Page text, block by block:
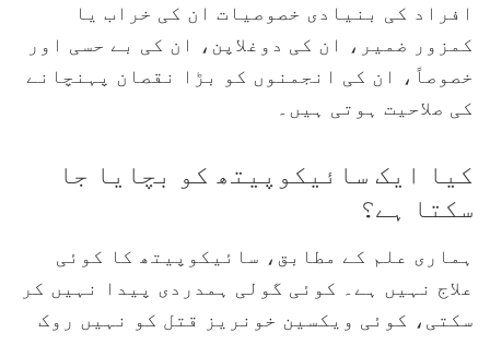
افراد کی بنیادی خصوصیات ان کی خراب یا
کمزور ضمیر، ان کی دوغلاپن، ان کی بے حسی اور
خصوصاً، ان کی انجمنوں کو بڑا نقصان پہنچانے
کی صلاحیت ہوتی ہیں۔
کیا ایک سائیکوپیتھ کو بچایا جا
سکتا ہے؟
ہماری علم کے مطابق، سائیکوپیتھ کا کوئی
علاج نہیں ہے۔ کوئی گولی ہمدردی پیدا نہیں کر
سکتی، کوئی ویکسین خونریز قتل کو نہیں روک